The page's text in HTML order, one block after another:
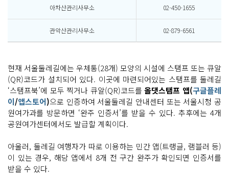
아차산관리사무소 02-450-1655
관악산관리사무소 02-879-6561
현재 서울둘레길에는 우체통(28개) 모양의 시설에 스탬프 또는 큐알
(QR)코드가 설치되어 있다. 이곳에 마련되어있는 스탬프를 둘레길
‘스탬프북’에 모두 찍거나 큐알(QR)코드를올댓스탬프 앱(구글플레
이/앱스토어)으로 인증하여 서울둘레길 안내센터 또는 서울시청 공
원여가과를 방문하면 ‘완주 인증서’를 받을 수 있다. 추후에는 4개
공원여가센터에서도 발급할 계획이다.
아울러, 둘레길 여행자가 따로 이용하는 민간 앱(트랭글, 램블러 등)
이 있는 경우, 해당 앱에서 8개 전 구간 완주가 확인되면 인증서를
받을 수 있다.